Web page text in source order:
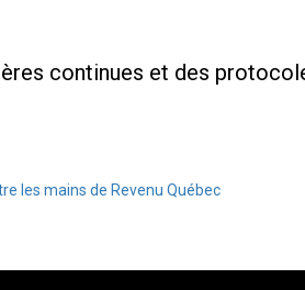
continues et des
les mains de Revenu Québec